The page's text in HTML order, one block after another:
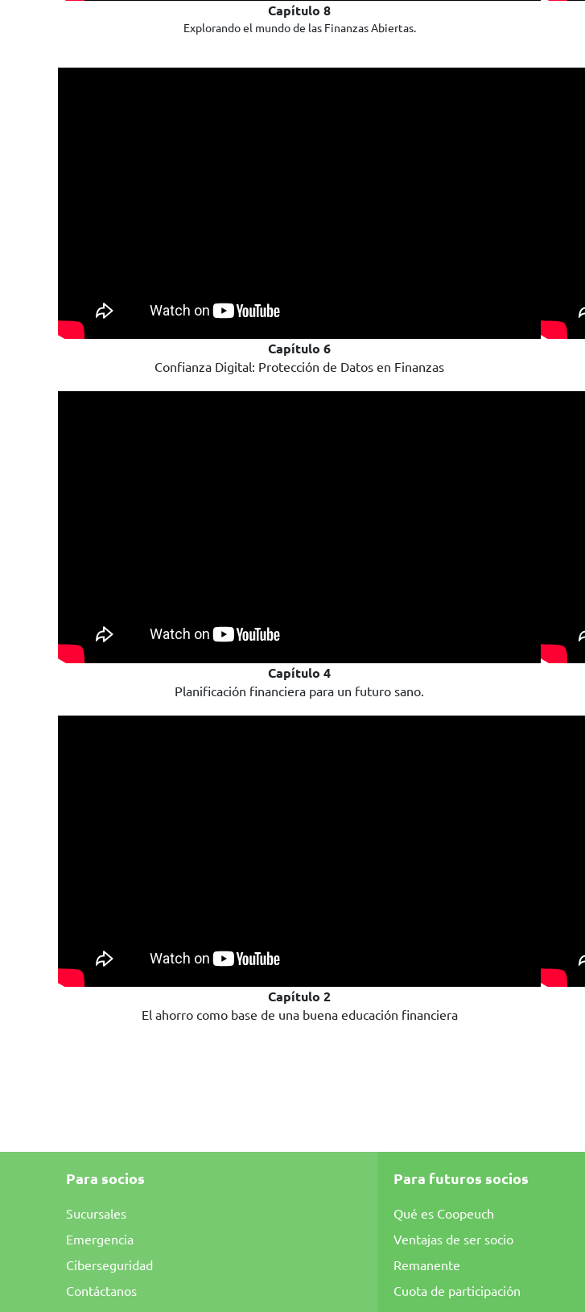
Capítulo 8
Explorando el mundo de las Finanzas Abiertas.
Capítulo 6
Confianza Digital: Protección de Datos en Finanzas
Capítulo 4
Planificación financiera para un futuro sano.
Capítulo 2
El ahorro como base de una buena educación financiera
Para socios
Sucursales
Emergencia
Ciberseguridad
Contáctanos
Para futuros socios
Qué es Coopeuch
Ventajas de ser socio
Remanente
Cuota de participación